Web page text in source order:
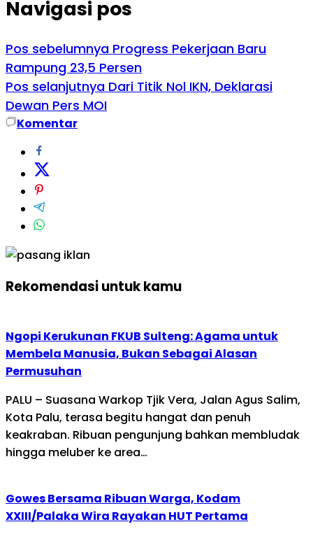
Navigasi pos
Pos sebelumnya Progress Pekerjaan Baru
Rampung 23,5 Persen
Pos selanjutnya Dari Titik Nol IKN, Deklarasi
Dewan Pers MOI
Komentar
Rekomendasi untuk kamu
Ngopi Kerukunan FKUB Sulteng: Agama untuk
Membela Manusia, Bukan Sebagai Alasan
Permusuhan
PALU – Suasana Warkop Tjik Vera, Jalan Agus Salim,
Kota Palu, terasa begitu hangat dan penuh
keakraban. Ribuan pengunjung bahkan membludak
hingga meluber ke area…
Gowes Bersama Ribuan Warga, Kodam
XXIII/Palaka Wira Rayakan HUT Pertama